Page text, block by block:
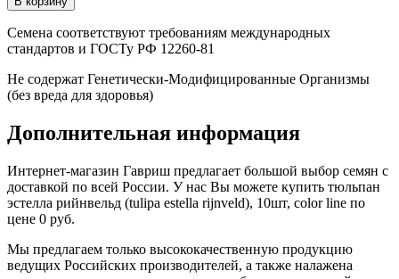
Семена соответствуют требованиям международных
стандартов и ГОСТу РФ 12260-81
Не содержат Генетически-Модифицированные Организмы
(без вреда для здоровья)
Дополнительная информация
Интернет-магазин Гавриш предлагает большой выбор семян с
доставкой по всей России. У нас Вы можете купить тюльпан
эстелла рийнвельд (tulipa estella rijnveld), 10шт, color line по
цене 0 руб.
Мы предлагаем только высококачественную продукцию
ведущих Российских производителей, а также налажена